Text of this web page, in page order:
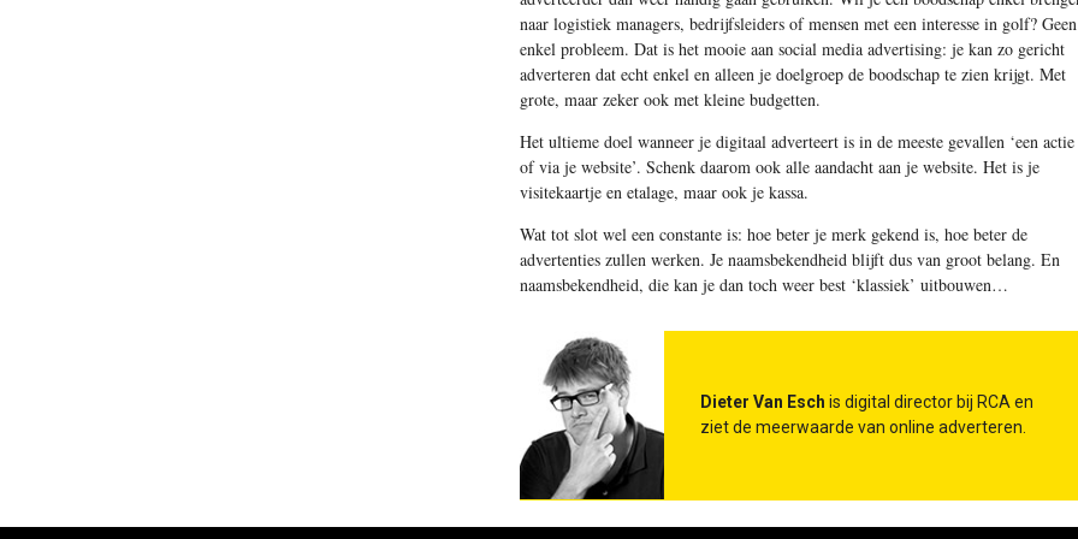
naar logistiek managers, bedrijfsleiders of mensen met een interesse in golf? Geen
enkel probleem. Dat is het mooie aan social media advertising: je kan zo gericht
adverteren dat echt enkel en alleen je doelgroep de boodschap te zien krijgt. Met
grote, maar zeker ook met kleine budgetten.
Het ultieme doel wanneer je digitaal adverteert is in de meeste gevallen ‘een
of via je website’. Schenk daarom ook alle aandacht aan je website. Het is je
visitekaartje en etalage, maar ook je kassa.
Wat tot slot wel een constante is: hoe beter je merk gekend is, hoe beter de
advertenties zullen werken. Je naamsbekendheid blijft dus van groot belang. En
naamsbekendheid, die kan je dan toch weer best ‘klassiek’ uitbouwen…
Dieter Van Esch is digital director bij RCA en
ziet de meerwaarde van online adverteren.